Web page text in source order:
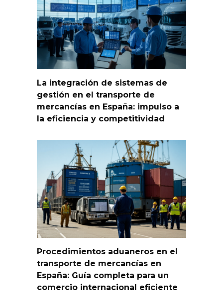
La integración de sistemas de
gestión en el transporte de
mercancías en España: impulso a
la eficiencia y competitividad
Procedimientos aduaneros en el
transporte de mercancías en
España: Guía completa para un
comercio internacional eficiente